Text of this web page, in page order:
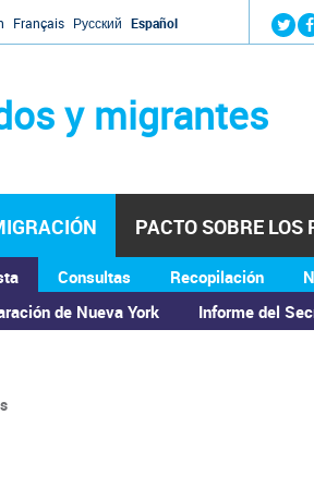
Français Русский Español
y migrantes
de Nueva York Informe del
Consultas Recopilación
PACTO SOBRE LOS